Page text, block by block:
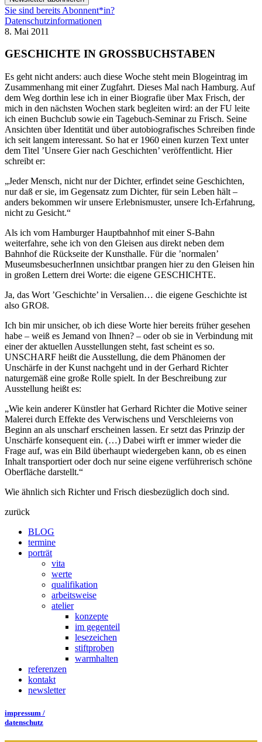
Sie sind bereits Abonnent*in?
Datenschutzinformationen
8. Mai 2011
GESCHICHTE IN GROSSBUCHSTABEN
Es geht nicht anders: auch diese Woche steht mein Blogeintrag im
Zusammenhang mit einer Zugfahrt. Dieses Mal nach Hamburg. Auf
dem Weg dorthin lese ich in einer Biografie über Max Frisch, der
mich in den nächsten Wochen stark begleiten wird: an der FU leite
ich einen Buchclub sowie ein Tagebuch-Seminar zu Frisch. Seine
Ansichten über Identität und über autobiografisches Schreiben finde
ich seit langem interessant. So hat er 1960 einen kurzen Text unter
dem Titel ’Unsere Gier nach Geschichten’ veröffentlicht. Hier
schreibt er:
„Jeder Mensch, nicht nur der Dichter, erfindet seine Geschichten,
nur daß er sie, im Gegensatz zum Dichter, für sein Leben hält –
anders bekommen wir unsere Erlebnismuster, unsere Ich-Erfahrung,
nicht zu Gesicht.“
Als ich vom Hamburger Hauptbahnhof mit einer S-Bahn
weiterfahre, sehe ich von den Gleisen aus direkt neben dem
Bahnhof die Rückseite der Kunsthalle. Für die ’normalen’
MuseumsbesucherInnen unsichtbar prangen hier zu den Gleisen hin
in großen Lettern drei Worte: die eigene GESCHICHTE.
Ja, das Wort ’Geschichte’ in Versalien… die eigene Geschichte ist
also GROß.
Ich bin mir unsicher, ob ich diese Worte hier bereits früher gesehen
habe – weiß es Jemand von Ihnen? – oder ob sie in Verbindung mit
einer der aktuellen Ausstellungen steht, fast scheint es so.
UNSCHARF heißt die Ausstellung, die dem Phänomen der
Unschärfe in der Kunst nachgeht und in der Gerhard Richter
naturgemäß eine große Rolle spielt. In der Beschreibung zur
Ausstellung heißt es:
„Wie kein anderer Künstler hat Gerhard Richter die Motive seiner
Malerei durch Effekte des Verwischens und Verschleierns von
Beginn an als unscharf erscheinen lassen. Er setzt das Prinzip der
Unschärfe konsequent ein. (…) Dabei wirft er immer wieder die
Frage auf, was ein Bild überhaupt wiedergeben kann, ob es einen
Inhalt transportiert oder doch nur seine eigene verführerisch schöne
Oberfläche darstellt.“
Wie ähnlich sich Richter und Frisch diesbezüglich doch sind.
zurück
BLOG
termine
porträt
vita
werte
qualifikation
arbeitsweise
atelier
konzepte
im gegenteil
lesezeichen
stiftproben
warmhalten
referenzen
kontakt
newsletter
impressum /
datenschutz